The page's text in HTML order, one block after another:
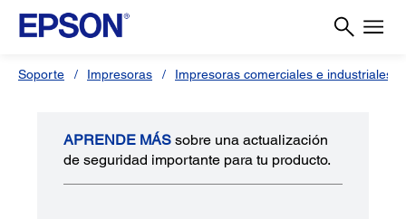
Soporte Impresoras Impresoras comerciales e industriales
APRENDE MÁS sobre una actualización
de seguridad importante para tu producto.